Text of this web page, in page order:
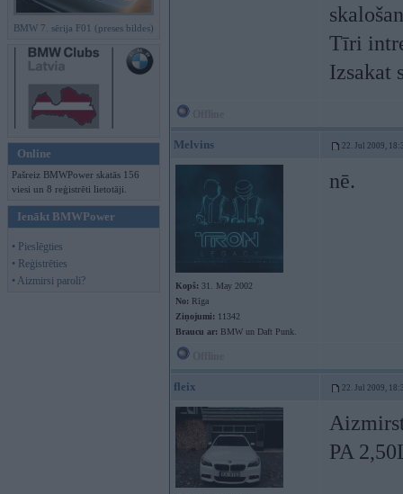
BMW 7. sērija F01 (preses bildes)
Online
Pašreiz BMWPower skatās 156
viesi un 8 reģistrēti lietotāji.
Ienākt BMWPower
• Pieslēgties
• Reģistrēties
• Aizmirsi paroli?
Tīri
Izsakat
Melvins 22. Jul 2009,
Kopš: 31. May 2002
No: Rīga
Ziņojumi: 11342
Braucu ar: BMW un Daft Punk.
nē.
fleix 22. Jul 2009,
PA